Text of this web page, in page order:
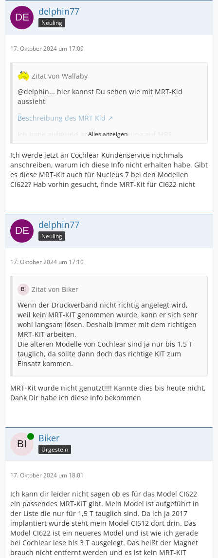
delphin77
Neuling
17. Oktober 2024 um 17:09
Zitat von Wallaby
@delphin... hier kannst Du sehen wie mit MRT-Kid
aussieht
Beschreibung des MRT Kid
Ich habe aufgrund andere Erkrankung auf MRT
verzichtet und lies die Ärzte wissen, dass dies nicht so
ohne weiteres möglich ist. Meine CIs sind von 2001 und
2007 (sind beides von Cochlear aber zweierlei
Implantattyp).
Aber selbst wenn mit MRT-Kids beim Radiologen
Falles nicht in Verantwortung gezogen werden kann.
Das ist so meine Erfahrungen im Frühjahr. Meine
beiden operierende CI-Kliniken waren zu weit weg. Die
"Fremd"patienten und bei einem konnte zwischen
um mir konkret über ablauf mitzuteilen.
Hatte an kurzfristige Reimplantation nachgedacht, aber
im Hauruck Verfahren wollte ich letztendlich keine
Reimplantation, damit ich nicht noch neue "Baustelle"
einhandle. Daher lies ich letztendlich sein und setzte
auf CT.
Aus meiner SHG gab ebenso einige CI-Träger die vor Ort
ebenso keinen Radiologen fanden um ein MRT machen
zu lassen. Man soll auch bedenken, dass Radiologie
Obwohl Du bereits einmal mit MRT schlechte Erfahrung
des Implantat damals was gemacht?
Alles anzeigen
Ich werde jetzt an Cochlear Kundenservice nochmals
anschreiben, warum ich diese Info nicht erhalten habe. Gibt
es diese MRT-Kit auch für Nucleus 7 bei den Modellen
CI622? Hab vorhin gesucht, finde MRT-Kit für CI622 nicht
delphin77
Neuling
17. Oktober 2024 um 17:10
Zitat von Biker
Wenn der Druckverband nicht richtig angelegt wird,
weil kein MRT-KIT genommen wurde, kann er sich sehr
wohl langsam lösen. Deshalb immer mit dem richtigen
MRT-KIT arbeiten.
Die älteren Modelle von Cochlear sind ja nur bis 1,5 T
tauglich, da sollte dann doch das richtige KIT zum
Einsatz kommen.
MRT-Kit wurde nicht genutzt!!!! Kannte dies bis heute nicht,
Dank Dir habe ich diese Info bekommen
Online Biker
Urgestein
17. Oktober 2024 um 18:01
Ich kann dir leider nicht sagen ob es für das Model CI622
ein passendes MRT-KIT gibt. Mein Model ist aufgeführt in
der Liste die nur für 1,5 T tauglich sind. Da ich ja 2017
implantiert wurde steht mein Model CI512 dort drin. Das
Model CI622 ist ein neueres Model und ist wie ich gerade
bei Cochlear lese bis 3 T ausgelegt. Das heißt der Magnet
brauch nicht entfernt werden und es ist kein MRT-KIT